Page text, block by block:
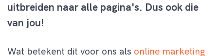
uitbreiden naar alle pagina's. Dus ook die
van jou!
Wat betekent dit voor ons als online marketing